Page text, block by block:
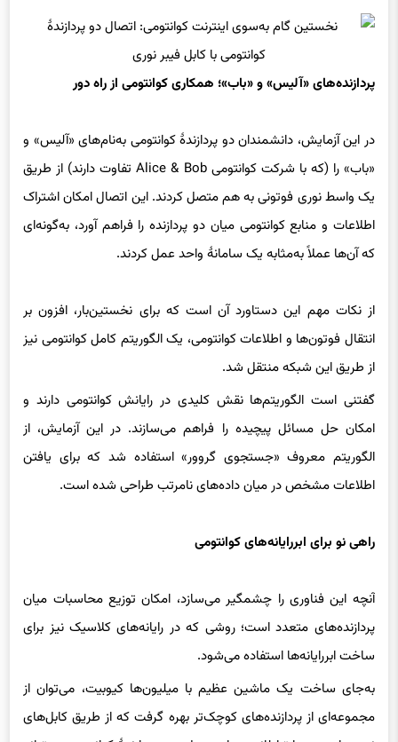
پردازنده‌های «آلیس» و «باب»؛ همکاری کوانتومی از راه دور
در این آزمایش، دانشمندان دو پردازندهٔ کوانتومی به‌نام‌های «آلیس» و
«باب» را (که با شرکت کوانتومی Alice & Bob تفاوت دارند) از طریق
یک واسط نوری فوتونی به هم متصل کردند. این اتصال امکان اشتراک
اطلاعات و منابع کوانتومی میان دو پردازنده را فراهم آورد، به‌گونه‌ای
که آن‌ها عملاً به‌مثابه یک سامانهٔ واحد عمل کردند.
از نکات مهم این دستاورد آن است که برای نخستین‌بار، افزون بر
انتقال فوتون‌ها و اطلاعات کوانتومی، یک الگوریتم کامل کوانتومی نیز
از طریق این شبکه منتقل شد.
گفتنی است الگوریتم‌ها نقش کلیدی در رایانش کوانتومی دارند و
امکان حل مسائل پیچیده را فراهم می‌سازند. در این آزمایش، از
الگوریتم معروف «جستجوی گروور» استفاده شد که برای یافتن
اطلاعات مشخص در میان داده‌های نامرتب طراحی شده است.
راهی نو برای ابررایانه‌های کوانتومی
آنچه این فناوری را چشمگیر می‌سازد، امکان توزیع محاسبات میان
پردازنده‌های متعدد است؛ روشی که در رایانه‌های کلاسیک نیز برای
ساخت ابررایانه‌ها استفاده می‌شود.
به‌جای ساخت یک ماشین عظیم با میلیون‌ها کیوبیت، می‌توان از
مجموعه‌ای از پردازنده‌های کوچک‌تر بهره گرفت که از طریق کابل‌های